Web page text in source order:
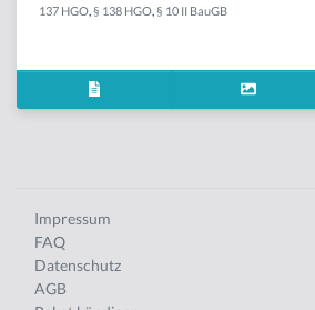
137 HGO § 138 HGO § 10 II BauGB
Impressum
FAQ
Datenschutz
AGB